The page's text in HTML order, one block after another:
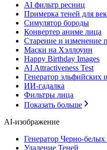
AI фильтр ресниц
Примерка теней для век
Симулятор бороды
Конвертер аниме лица
Старение и изменение
Маски на Хэллоуин
Happy Birthday Images
AI Attractiveness Test
Генератор эльфийских
ИИ-гадалка
Фильтры лица
Показать больше
AI-изображение
Генератор Черно-
Удаление Теней